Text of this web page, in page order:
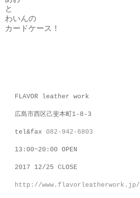
と
わいんの
カードケース！
FLAVOR leather work
広島市西区己斐本町1-8-3
tel&fax 082-942-6803
13:00~20:00 OPEN
2017 12/25 CLOSE
http://www.flavorleatherwork.jp/